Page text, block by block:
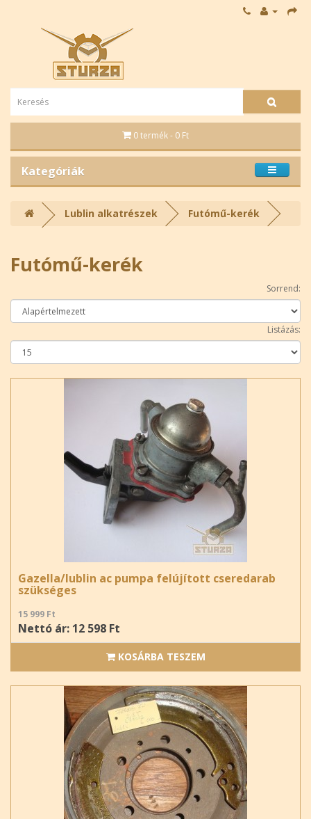
0 termék - 0 Ft
Kategóriák
Lublin alkatrészek Futómű-kerék
Futómű-kerék
Sorrend:
Listázás:
Gazella/lublin ac pumpa felújított cseredarab
szükséges
15 999 Ft
Nettó ár: 12 598 Ft
KOSÁRBA TESZEM